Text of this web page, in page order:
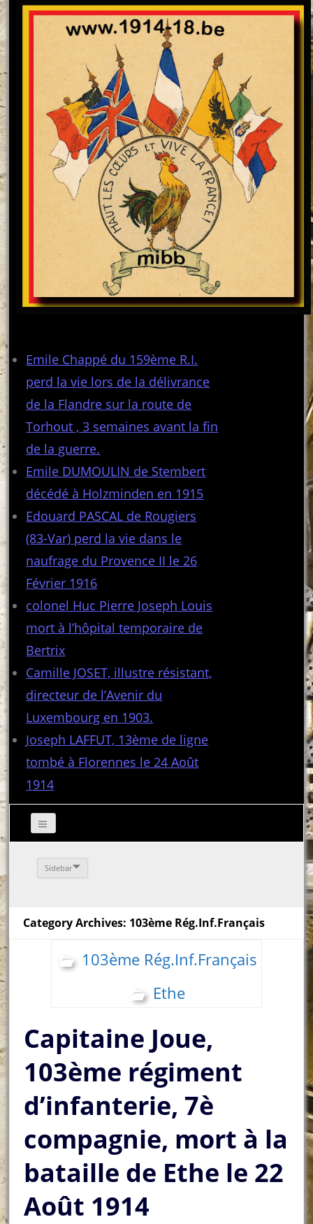
Emile Chappé du 159ème R.I.
perd la vie lors de la délivrance
de la Flandre sur la route de
Torhout , 3 semaines avant la fin
de la guerre.
Emile DUMOULIN de Stembert
décédé à Holzminden en 1915
Edouard PASCAL de Rougiers
(83-Var) perd la vie dans le
naufrage du Provence II le 26
Février 1916
colonel Huc Pierre Joseph Louis
mort à l’hôpital temporaire de
Bertrix
Camille JOSET, illustre résistant,
directeur de l’Avenir du
Luxembourg en 1903.
Joseph LAFFUT, 13ème de ligne
tombé à Florennes le 24 Août
1914
Sidebar
Category Archives: 103ème Rég.Inf.Français
103ème Rég.Inf.Français
Ethe
Capitaine Joue,
103ème régiment
d’infanterie, 7è
compagnie, mort à la
bataille de Ethe le 22
Août 1914